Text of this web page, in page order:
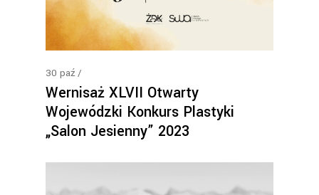
30 paź
Wernisaż XLVII Otwarty
Wojewódzki Konkurs Plastyki
„Salon Jesienny” 2023